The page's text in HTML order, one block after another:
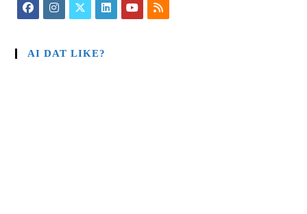
AI DAT LIKE?